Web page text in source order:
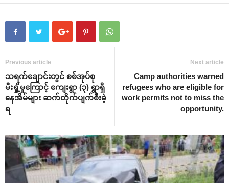
Previous article
သရက်ချောင်းတွင် စစ်အုပ်စု
မီးရှို့မှုကြောင့် ကျေးရွာ (၃) ရွာရှိ
နေအိမ်များ ဆက်တိုက်ပျက်စီးခဲ့
ရ
Next article
Camp authorities warned
refugees who are eligible for
work permits not to miss the
opportunity.